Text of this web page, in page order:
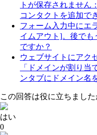
トが保存されません
コンタクトを追加で
フォーム入力中にエ
イムアウト]。後で
ですか？
ウェブサイトにアク
「ドメインが割り当
ンタブにドメイン名
この回答は役に立ちました
はい
0